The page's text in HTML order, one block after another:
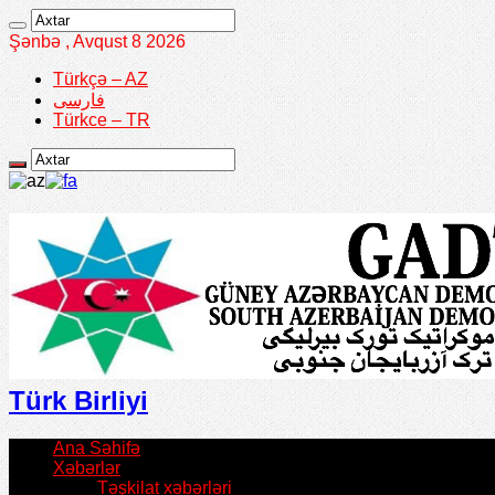
Şənbə , Avqust 8 2026
Türkçə – AZ
فارسی
Türkce – TR
Türk Birliyi
Ana Səhifə
Xəbərlər
Təşkilat xəbərləri